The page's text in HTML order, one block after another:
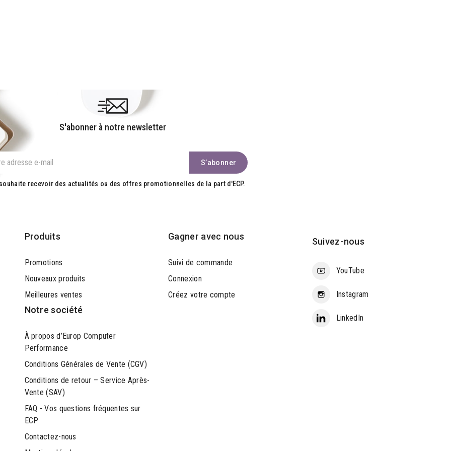
S'abonner à notre newsletter
recevoir des actualités ou des offres promotionnelles de la part d'ECP.
Produits
Promotions
Nouveaux produits
Meilleures ventes
Notre société
À propos d’Europ Computer
Performance
Conditions Générales de Vente (CGV)
Conditions de retour – Service Après-
Vente (SAV)
FAQ - Vos questions fréquentes sur
ECP
Contactez-nous
Gagner avec nous
Suivi de commande
Connexion
Créez votre compte
Suivez-nous
YouTube
Instagram
LinkedIn